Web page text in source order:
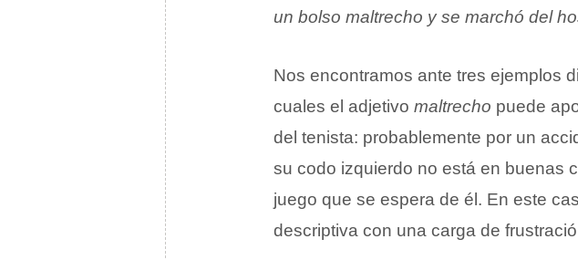
un bolso maltrecho y se marchó del
Nos encontramos ante tres ejemplos
cuales el adjetivo maltrecho puede
del tenista: probablemente por un
su codo izquierdo no está en buenas
juego que se espera de él. En este
descriptiva con una carga de